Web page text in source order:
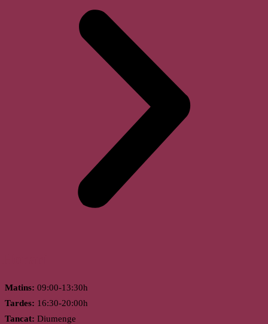
Matins: 09:00-13:30h
Tardes: 16:30-20:00h
Tancat: Diumenge